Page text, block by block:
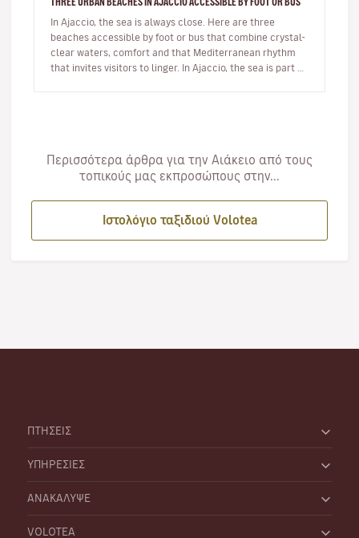
In Ajaccio, the sea is always close. Here are three
beaches accessible by foot or bus that combine crystal-
clear waters, comfort and that Mediterranean rhythm
that invites visitors to linger. In Ajaccio, the sea is part of
Περισσότερα άρθρα για την Αιάκειο από τους
τοπικούς μας εκπροσώπους στην...
Ιστολόγιο ταξιδιού Volotea
ΠΤΗΣΕΙΣ
ΥΠΗΡΕΣΙΕΣ
ΑΝΑΚΑΛΥΨΕ
VOLOTEA